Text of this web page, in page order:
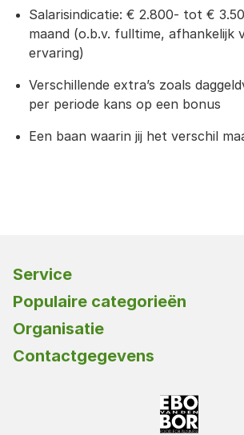
Salarisindicatie: € 2.800- tot €
maand (o.b.v. fulltime, afhankelijk
ervaring)
Verschillende extra’s zoals
per periode kans op een bonus
Een baan waarin jij het verschil
Service
Klantenservice
Populaire categorieën
Rijst en deegwaren
Oriëntaals
Organisatie
Over Ebo van den Bor
Contactgegevens